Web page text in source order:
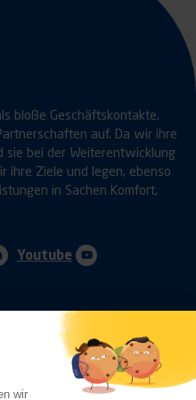
wir
bloße Geschäftskontakte,
auf. Da wir ihre
sie bei der Weiterentwicklung
ihre Ziele und legen, ebenso
in Sachen Komfort,
Youtube
SCHUTZVORRICHTUNGEN